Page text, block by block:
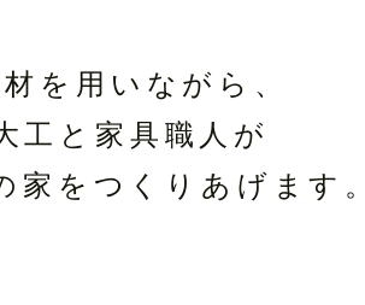
を用いながら、
工と家具職人が
家を つくりあげます